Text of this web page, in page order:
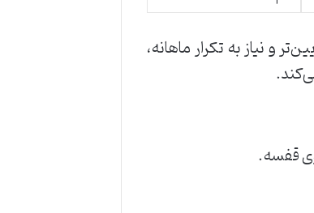
و نیاز به تکرار ماهانه،
قفسه.